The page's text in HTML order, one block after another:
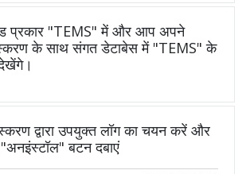
प्रकार "TEMS" में और आप अपने
के साथ संगत डेटाबेस में "TEMS" के
द्वारा उपयुक्त लॉग का चयन करें और
बटन दबाएं